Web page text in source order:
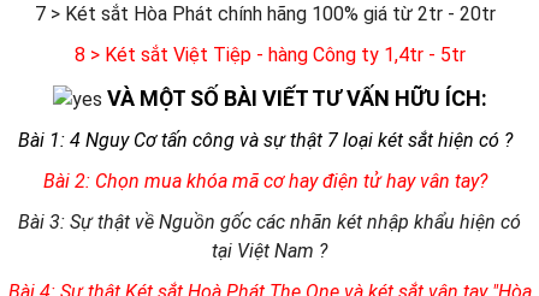
7 > Két sắt Hòa Phát chính hãng 100% giá từ 2tr - 20tr
8 > Két sắt Việt Tiệp - hàng Công ty 1,4tr - 5tr
VÀ MỘT SỐ BÀI VIẾT TƯ VẤN HỮU ÍCH:
Bài 1: 4 Nguy Cơ tấn công và sự thật 7 loại két sắt hiện có ?
Bài 2: Chọn mua khóa mã cơ hay điện tử hay vân tay?
Bài 3: Sự thật về Nguồn gốc các nhãn két nhập khẩu hiện có
tại Việt Nam ?